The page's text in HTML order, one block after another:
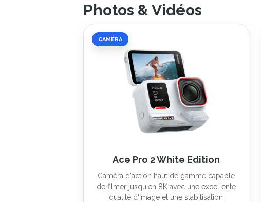
Photos & Vidéos
CAMÉRA
Ace Pro 2 White Edition
Caméra d'action haut de gamme capable
de filmer jusqu'en 8K avec une excellente
qualité d'image et une stabilisation